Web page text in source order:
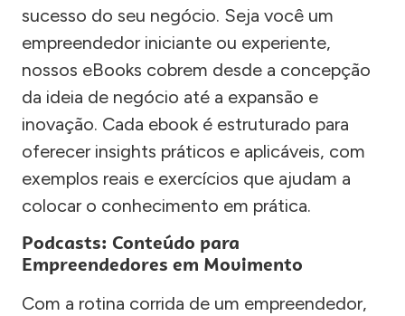
sucesso do seu negócio. Seja você um
empreendedor iniciante ou experiente,
nossos eBooks cobrem desde a concepção
da ideia de negócio até a expansão e
inovação. Cada ebook é estruturado para
oferecer insights práticos e aplicáveis, com
exemplos reais e exercícios que ajudam a
colocar o conhecimento em prática.
Podcasts: Conteúdo para
Empreendedores em Movimento
Com a rotina corrida de um empreendedor,